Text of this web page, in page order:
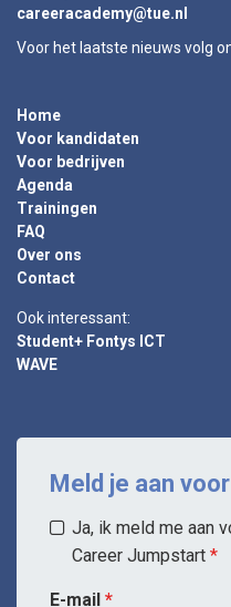
careeracademy@tue.nl
Voor het laatste nieuws volg
Home
Voor kandidaten
Voor bedrijven
Agenda
Trainingen
FAQ
Over ons
Contact
Ook interessant:
Student+ Fontys ICT
WAVE
Meld je aan
Ja, ik meld me aan
Career Jumpstart
E-mail